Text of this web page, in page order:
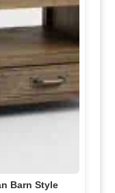
Barn Style